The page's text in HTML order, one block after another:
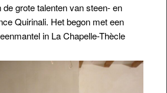
grote talenten van steen- en
Quirinali. Het begon met een
in La Chapelle-Thècle